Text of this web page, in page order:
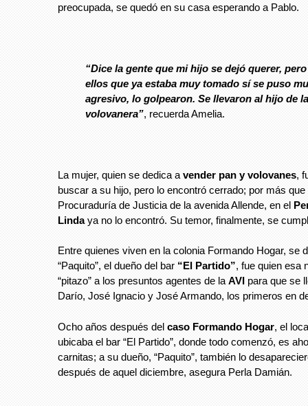
preocupada, se quedó en su casa esperando a Pablo.
“Dice la gente que mi hijo se dejó querer,
ellos que ya estaba muy tomado sí se puso
agresivo, lo golpearon. Se llevaron al hijo de la
volovanera”, recuerda Amelia.
La mujer, quien se dedica a vender pan y volovanes,
buscar a su hijo, pero lo encontró cerrado; por más
Procuraduría de Justicia de la avenida Allende, en el
Lindaya no lo encontró. Su temor, finalmente, se
Entre quienes viven en la colonia Formando Hogar, se
“Paquito”, el dueño del bar “El Partido”, fue quien esa
“pitazo” a los presuntos agentes de la AVI para que se
Darío, José Ignacio y José Armando, los primeros en
Ocho años después del caso Formando Hogar, el
ubicaba el bar “El Partido”, donde todo comenzó, es
carnitas; a su dueño, “Paquito”, también lo
después de aquel diciembre, asegura Perla Damián.